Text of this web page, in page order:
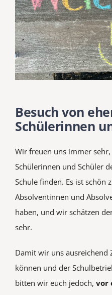
Besuch von
Schülerinnen
Wir freuen uns immer
Schülerinnen und Schüler
Schule finden. Es ist schön
Absolventinnen und
haben, und wir schätzen
sehr.
Damit wir uns ausreichend
können und der
bitten wir euch jedoch, vor